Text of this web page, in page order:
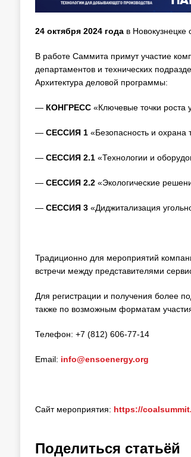
24 октября 2024 года в Новокузнецке
В работе Саммита примут участие
департаментов и технических
Архитектура деловой программы:
—КОНГРЕСС«Ключевые точки роста
— СЕССИЯ 1 «Безопасность и охрана
— СЕССИЯ 2.1«Технологии и
— СЕССИЯ 2.2«Экологические
— СЕССИЯ 3 «Диджитализация
Традиционно для мероприятий
встречи между представителями
Для регистрации и получения более
также по возможным форматам
Телефон: +7 (812) 606-77-14
Email: info@ensoenergy.org
Сайт мероприятия: https://
Поделиться статьёй